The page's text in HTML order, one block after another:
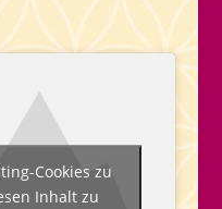
Cookies zu
Inhalt zu